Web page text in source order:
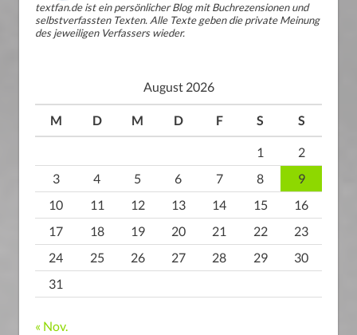
textfan.de ist ein persönlicher Blog mit Buchrezensionen und
selbstverfassten Texten. Alle Texte geben die private Meinung
des jeweiligen Verfassers wieder.
August 2026
M D M D F S S
1
2
3
4 5 6 7 8
9
10
11 12 13 14 15
16
17
18 19 20 21 22
23
24
25 26 27 28 29
30
31
« Nov.